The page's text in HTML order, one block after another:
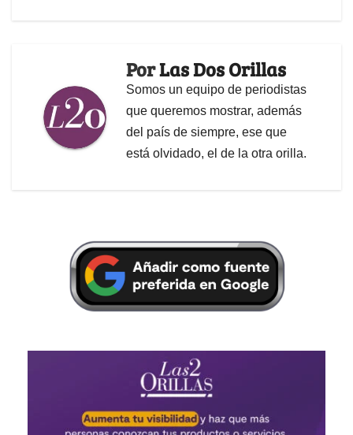
PorLas Dos Orillas
Somos un equipo de periodistas
que queremos mostrar, además
del país de siempre, ese que
está olvidado, el de la otra orilla.